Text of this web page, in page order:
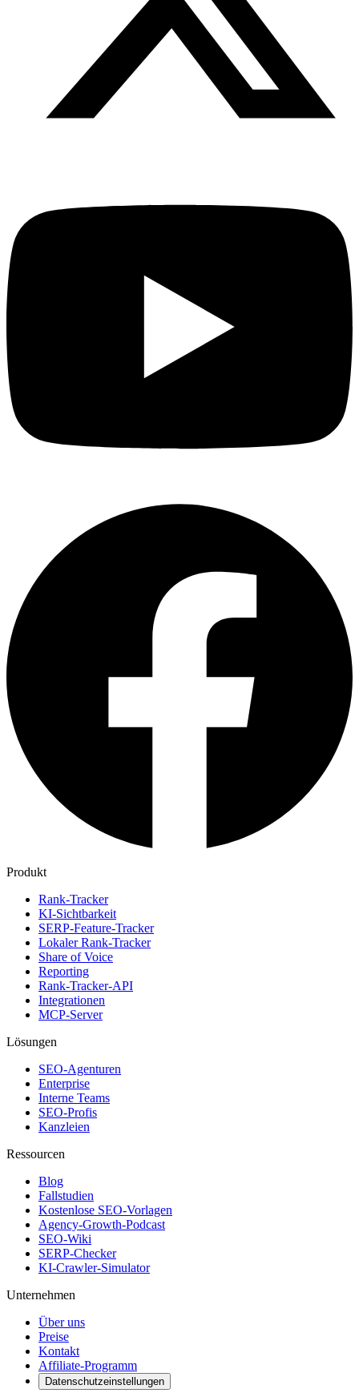
Produkt
Rank-Tracker
KI-Sichtbarkeit
SERP-Feature-Tracker
Lokaler Rank-Tracker
Share of Voice
Reporting
Rank-Tracker-API
Integrationen
MCP-Server
Lösungen
SEO-Agenturen
Enterprise
Interne Teams
SEO-Profis
Kanzleien
Ressourcen
Blog
Fallstudien
Kostenlose SEO-Vorlagen
Agency-Growth-Podcast
SEO-Wiki
SERP-Checker
KI-Crawler-Simulator
Unternehmen
Über uns
Preise
Kontakt
Affiliate-Programm
Datenschutzeinstellungen